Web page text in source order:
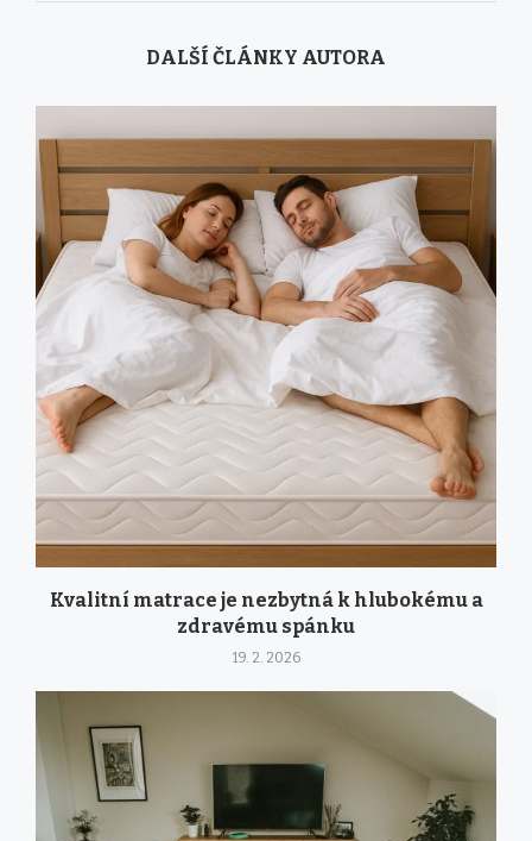
DALŠÍ ČLÁNKY AUTORA
Kvalitní matrace je nezbytná k hlubokému a
zdravému spánku
19. 2. 2026